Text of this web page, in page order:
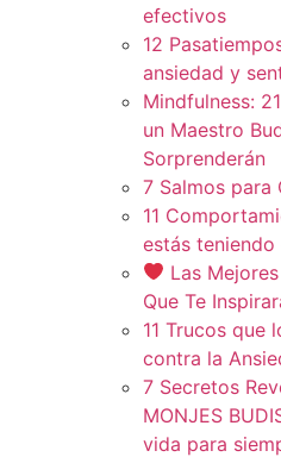
efectivos
12
ansiedad y
Mindfulness:
un Maestro
Sorprenderán
7 Salmos para
11
estás
Las
Que Te
11 Trucos que
contra la
7 Secretos
MONJES
vida para